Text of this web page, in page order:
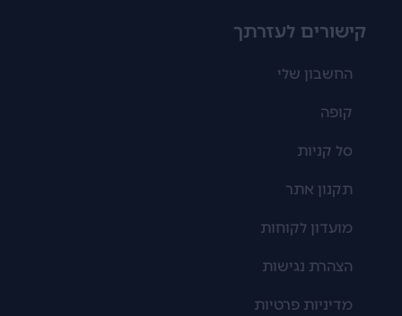
קישורים לעזרתך
החשבון שלי
קופה
סל קניות
תקנון אתר
מועדון לקוחות
הצהרת נגישות
מדיניות פרטיות